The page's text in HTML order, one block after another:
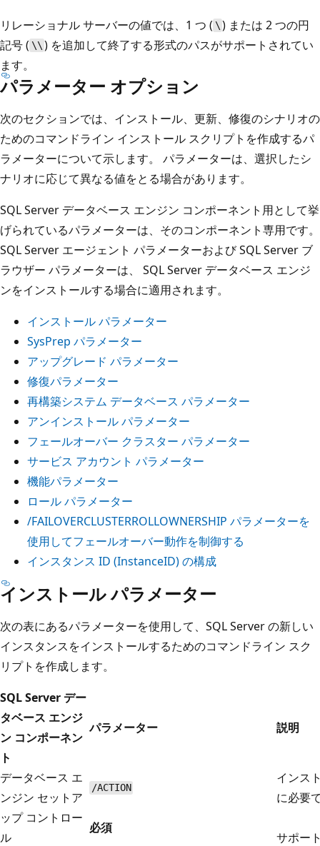
リレーショナル サーバーの値では、1 つ ( \ ) または 2 つの円
記号 ( \\ ) を追加して終了する形式のパスがサポートされてい
ます。
パラメーター オプション
次のセクションでは、インストール、更新、修復のシナリオの
ためのコマンドライン インストール スクリプトを作成するパ
ラメーターについて示します。 パラメーターは、選択したシ
ナリオに応じて異なる値をとる場合があります。
SQL Server データベース エンジン コンポーネント用として挙
げられているパラメーターは、そのコンポーネント専用です。
SQL Server エージェント パラメーターおよび SQL Server ブ
ラウザー パラメーターは、 SQL Server データベース エンジ
ンをインストールする場合に適用されます。
インストール パラメーター
SysPrep パラメーター
アップグレード パラメーター
修復パラメーター
再構築システム データベース パラメーター
アンインストール パラメーター
フェールオーバー クラスター パラメーター
サービス アカウント パラメーター
機能パラメーター
ロール パラメーター
/FAILOVERCLUSTERROLLOWNERSHIP パラメーターを
使用してフェールオーバー動作を制御する
インスタンス ID (InstanceID) の構成
インストール パラメーター
次の表にあるパラメーターを使用して、SQL Server の新しい
インスタンスをインストールするためのコマンドライン スク
リプトを作成します。
SQL Server デー
タベース エンジ
ン コンポーネン
ト
パラメーター 説明
データベース エ
ンジン セットア
ップ コントロー
ル
/ACTION
必須
インス
に必要
サポー